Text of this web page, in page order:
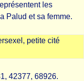
les
Palud et sa femme.
petite cité
42377, 68926.